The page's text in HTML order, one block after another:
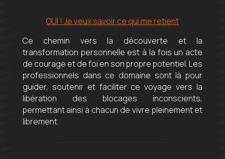
OUI ! Je veux savoir ce qui me retient
Ce chemin vers la découverte et la
transformation personnelle est à la fois un acte
de courage et de foi en son propre potentiel. Les
professionnels dans ce domaine sont là pour
guider, soutenir et faciliter ce voyage vers la
libération des blocages inconscients,
permettant ainsi à chacun de vivre pleinement et
librement.